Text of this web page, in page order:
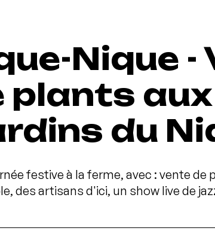
Nique -
plants aux
du
festive à la ferme, avec : vente de
des artisans d'ici, un show live de